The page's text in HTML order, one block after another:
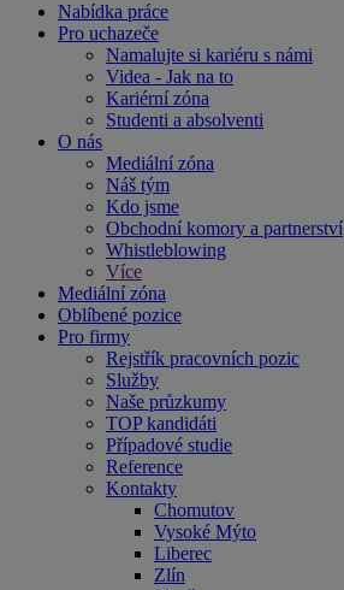
Nabídka práce
Pro uchazeče
Namalujte si kariéru s námi
Videa - Jak na to
Kariérní zóna
Studenti a absolventi
O nás
Mediální zóna
Náš tým
Kdo jsme
Obchodní komory a partnerství
Whistleblowing
Více
Mediální zóna
Oblíbené pozice
Pro firmy
Rejstřík pracovních pozic
Služby
Naše průzkumy
TOP kandidáti
Případové studie
Reference
Kontakty
Chomutov
Vysoké Mýto
Liberec
Zlín